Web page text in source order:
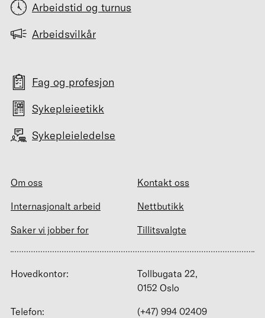
Arbeidstid og turnus
Arbeidsvilkår
Fag og profesjon
Sykepleieetikk
Sykepleieledelse
Om oss
Kontakt oss
Internasjonalt arbeid
Nettbutikk
Saker vi jobber for
Tillitsvalgte
Hovedkontor:
Tollbugata 22,
0152 Oslo
Telefon:
(+47) 994 02409